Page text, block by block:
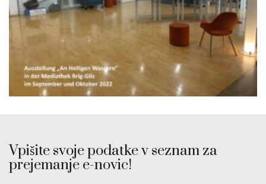
Vpišite svoje podatke v seznam za
prejemanje e-novic!